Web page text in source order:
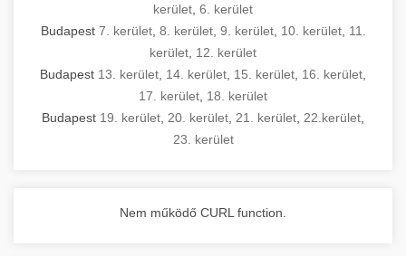
kerület 6. kerület
Budapest 7. kerület, 8. kerület, 9. kerület, 10. kerület, 11.
kerület 12. kerület
Budapest 13. kerület 14. kerület 15. kerület 16. kerület
17. kerület 18. kerület
Budapest 19. kerület 20. kerület 21. kerület 22.kerület
23. kerület
Nem működő CURL function.